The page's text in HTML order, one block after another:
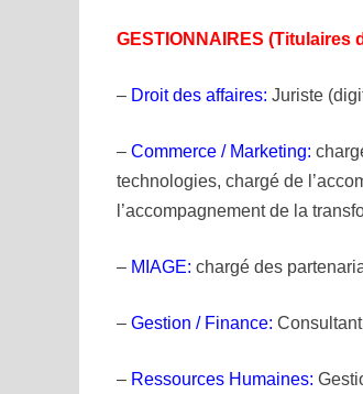
GESTIONNAIRES (Titulaires
– Droit des affaires: Juriste
–Commerce / Marketing:
technologies, chargé de
l’accompagnement de la
– MIAGE: chargé des
–Gestion / Finance:
– Ressources Humaines: